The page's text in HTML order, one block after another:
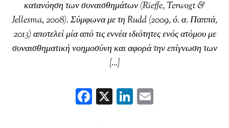
κατανόηση των συναισθημάτων (Rieffe, Terwogt &
Jellesma, 2008). Σύμφωνα με τη Rudd (2009, ό. α. Παππά,
2013) αποτελεί μία από τις εννέα ιδιότητες ενός ατόμου με
συναισθηματική νοημοσύνη και αφορά την επίγνωση των
[…]
F
ac
X Li
nk